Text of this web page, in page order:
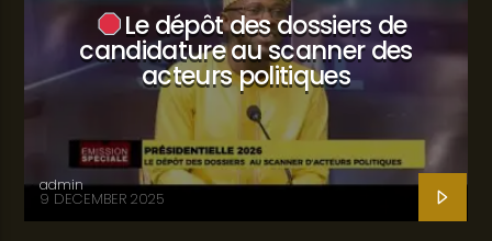
Le dépôt des dossiers de
candidature au scanner des
acteurs politiques
admin
9 DECEMBER 2025